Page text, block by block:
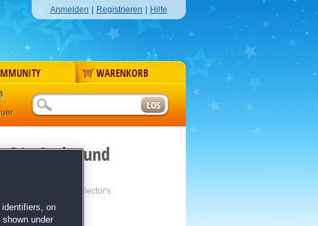
Anmelden Registrieren Hilfe
WARENKORB
Die Grube und
the Pendulum Collector's
on
under